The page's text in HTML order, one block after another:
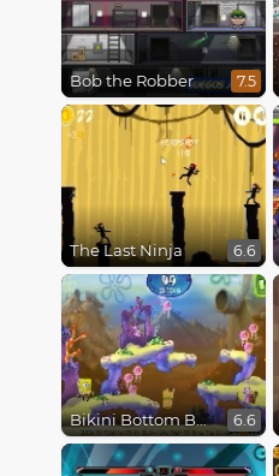
Bob the Robber 7.5
The Last Ninja 6.6
Bikini Bottom Button Bash 6.6